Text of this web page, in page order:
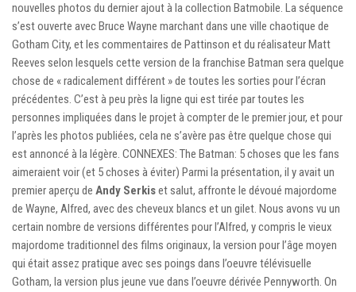
nouvelles photos du dernier ajout à la collection Batmobile. La séquence
s’est ouverte avec Bruce Wayne marchant dans une ville chaotique de
Gotham City, et les commentaires de Pattinson et du réalisateur Matt
Reeves selon lesquels cette version de la franchise Batman sera quelque
chose de « radicalement différent » de toutes les sorties pour l’écran
précédentes. C’est à peu près la ligne qui est tirée par toutes les
personnes impliquées dans le projet à compter de le premier jour, et pour
l’après les photos publiées, cela ne s’avère pas être quelque chose qui
est annoncé à la légère. CONNEXES: The Batman: 5 choses que les fans
aimeraient voir (et 5 choses à éviter) Parmi la présentation, il y avait un
premier aperçu de Andy Serkiset salut, affronte le dévoué majordome
de Wayne, Alfred, avec des cheveux blancs et un gilet. Nous avons vu un
certain nombre de versions différentes pour l’Alfred, y compris le vieux
majordome traditionnel des films originaux, la version pour l’âge moyen
qui était assez pratique avec ses poings dans l’oeuvre télévisuelle
Gotham, la version plus jeune vue dans l’oeuvre dérivée Pennyworth. On